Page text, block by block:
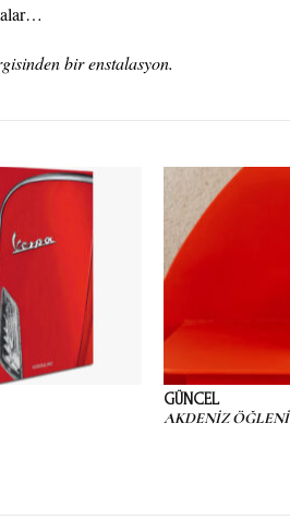
bir enstalasyon.
GÜNCEL
AKDENİZ ÖĞLENİ